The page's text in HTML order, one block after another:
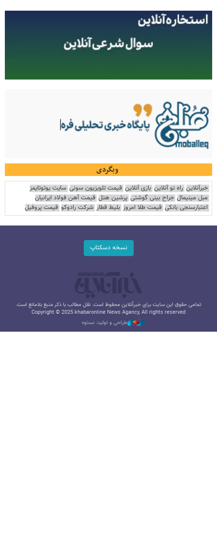
وبگردی
خبرآنلاین راه نو آنلاین بازی آنلاین قیمت تلویزیون سونی سایت یوتوتایمز
مبل مینیمال جراح بینی گوشتی پرشین هتل قیمت آهن فولاد ایرانیان
اعتبارسنجی بانکی قیمت طلا امروز بلیط قطار شرکت رادوکو قیمت پروفیل
نسخه دسکتاپ
تمامی حقوق این سایت برای خبرآنلاین محفوظ است. نقل مطالب با ذکر منبع بلامانع است.
Copyright © 2025 khabaronline News Agancy, All rights reserved
طراحی و تولید: نستوه